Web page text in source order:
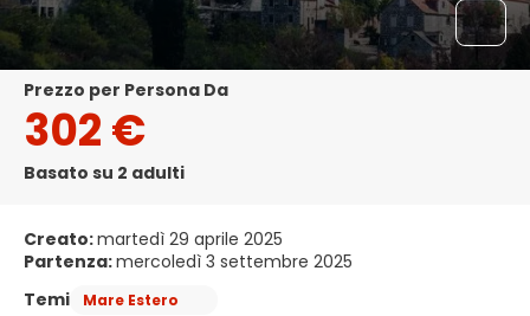
Prezzo per Persona Da
302 €
Basato su 2 adulti
Creato:martedì 29 aprile 2025
Partenza:mercoledì 3 settembre 2025
Temi
Mare Estero